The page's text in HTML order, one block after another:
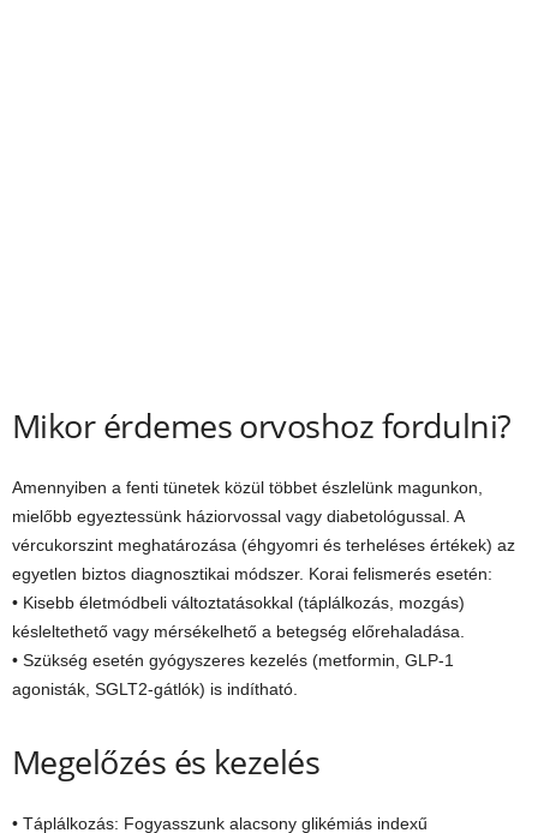
Mikor érdemes orvoshoz fordulni?
Amennyiben a fenti tünetek közül többet észlelünk magunkon,
mielőbb egyeztessünk háziorvossal vagy diabetológussal. A
vércukorszint meghatározása (éhgyomri és terheléses értékek) az
egyetlen biztos diagnosztikai módszer. Korai felismerés esetén:
• Kisebb életmódbeli változtatásokkal (táplálkozás, mozgás)
késleltethető vagy mérsékelhető a betegség előrehaladása.
• Szükség esetén gyógyszeres kezelés (metformin, GLP-1
agonisták, SGLT2-gátlók) is indítható.
Megelőzés és kezelés
• Táplálkozás: Fogyasszunk alacsony glikémiás indexű